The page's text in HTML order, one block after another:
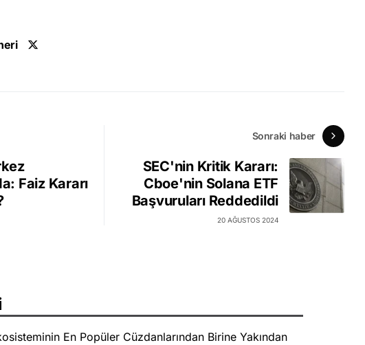
Faiz Kararı
Sonraki haber
SEC'nin Kritik Kararı:
Cboe'nin Solana ETF
Başvuruları Reddedildi
20 AĞUSTOS 2024
En Popüler Cüzdanlarından Birine Yakından